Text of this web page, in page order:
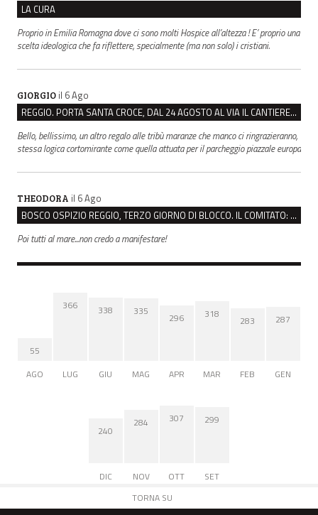
LA CURA
Proprio in Emilia Romagna dove ci sono molti Hospice all’altezza ! E’ proprio una
scelta ideologica che fa riflettere, specialmente (ma non solo) i cristiani.
GIORGIO il 6 Ago
REGGIO. PORTA SANTA CROCE, DAL 24 AGOSTO AL VIA IL CANTIERE PER IL NUOVO COLLETTORE FOGNARIO
Bello, bellissimo, un altro regalo alle tribù maranze che manco ci ringrazieranno,
stessa logica cortomirante come quella attuata per il parcheggio piazzale europa
THEODORA il 6 Ago
BOSCO OSPIZIO REGGIO, TERZO GIORNO DI BLOCCO. IL COMITATO: “PRESIDIO FINO A VENERDÌ”
Poi tutti al mare...non credo a manifestare!
55
AGO
366
LUG
338
GIU
335
MAG
296
APR
318
MAR
283
FEB
287
GEN
240
DIC
284
NOV
307
OTT
299
SET
TORNA SU